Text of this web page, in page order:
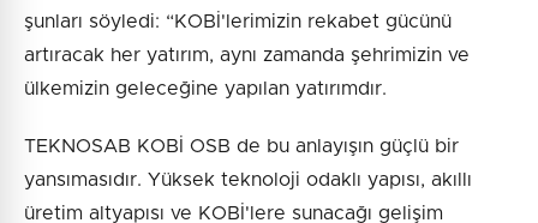
şunları söyledi: “KOBİ'lerimizin rekabet gücünü
artıracak her yatırım, aynı zamanda şehrimizin ve
ülkemizin geleceğine yapılan yatırımdır.
TEKNOSAB KOBİ OSB de bu anlayışın güçlü bir
yansımasıdır. Yüksek teknoloji odaklı yapısı, akıllı
üretim altyapısı ve KOBİ'lere sunacağı gelişim